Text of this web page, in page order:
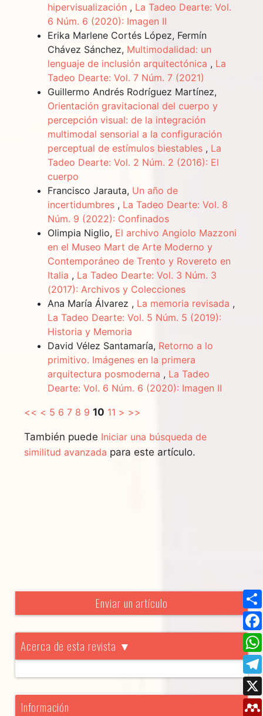
hipervisualización , La Tadeo Dearte: Vol.
6 Núm. 6 (2020): Imagen II
Erika Marlene Cortés López, Fermín
Chávez Sánchez, Multimodalidad: un
lenguaje de inclusión arquitectónica , La
Tadeo Dearte: Vol. 7 Núm. 7 (2021)
Guillermo Andrés Rodríguez Martínez,
Orientación gravitacional del cuerpo y
percepción visual: de la integración
multimodal sensorial a la configuración
perceptual de estímulos biestables , La
Tadeo Dearte: Vol. 2 Núm. 2 (2016): El
cuerpo
Francisco Jarauta, Un año de
incertidumbres , La Tadeo Dearte: Vol. 8
Núm. 9 (2022): Confinados
Olimpia Niglio, El archivo Angiolo Mazzoni
en el Museo Mart de Arte Moderno y
Contemporáneo de Trento y Rovereto en
Italia , La Tadeo Dearte: Vol. 3 Núm. 3
(2017): Archivos y Colecciones
Ana María Álvarez , La memoria revisada ,
La Tadeo Dearte: Vol. 5 Núm. 5 (2019):
Historia y Memoria
David Vélez Santamaría, Retorno a lo
primitivo. Imágenes en la primera
arquitectura posmoderna , La Tadeo
Dearte: Vol. 6 Núm. 6 (2020): Imagen II
<< < 5 6 7 8 9 10 11 > >>
También puede Iniciar una búsqueda de
similitud avanzada para este artículo.
Enviar un artículo
Acerca de esta revista ▼
Información